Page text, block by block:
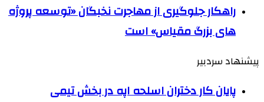
راهکار جلوگیری از مهاجرت نخبگان «توسعه پروژه
های بزرگ مقیاس» است
پیشنهاد سردبیر
پایان کار دختران اسلحه اپه در بخش تیمی